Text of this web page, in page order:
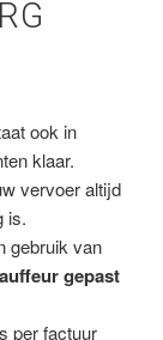
ook in
klaar.
vervoer altijd
is.
gebruik van
gepast
per factuur